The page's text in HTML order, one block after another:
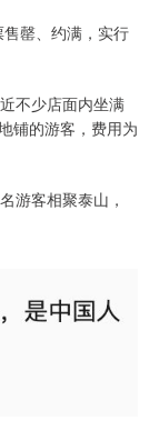
罄、约满，实行
不少店面内坐满
铺的游客，费用为
游客相聚泰山，